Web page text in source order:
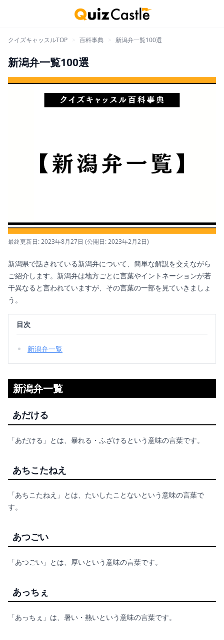
クイズキャッスルTOP 百科事典 新潟弁一覧100選
新潟弁一覧100選
最終更新日: 2023年8月27日 (公開日: 2023年2月2日)
新潟県で話されている新潟弁について、簡単な解説を交えながら
ご紹介します。新潟弁は地方ごとに言葉やイントネーションが若
干異なると言われていますが、その言葉の一部を見ていきましょ
う。
目次
新潟弁一覧
新潟弁一覧
あだける
「あだける」とは、暴れる・ふざけるという意味の言葉です。
あちこたねえ
「あちこたねえ」とは、たいしたことないという意味の言葉で
す。
あつごい
「あつごい」とは、厚いという意味の言葉です。
あっちぇ
「あっちぇ」は、暑い・熱いという意味の言葉です。